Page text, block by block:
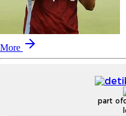
More
part of